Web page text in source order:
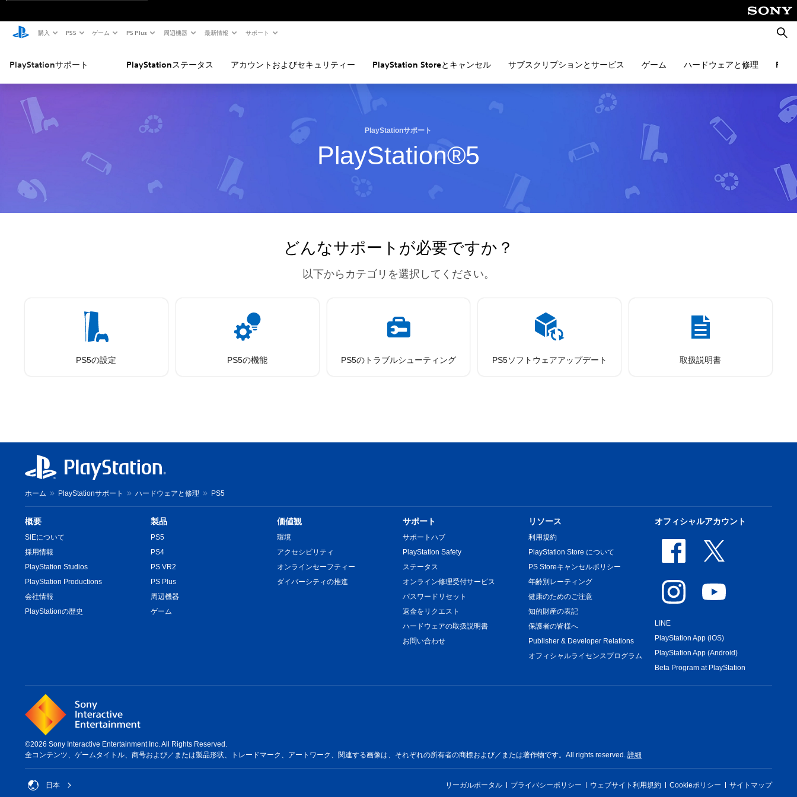
購入 PS5 ゲーム PS Plus 周辺機器 最新情報 サポート
検
索
PlayStationサポート PlayStationステータス アカウントおよびセキュリティー PlayStation Storeとキャンセル サブスクリプションとサービス ゲーム ハードウェアと修理
PlayStationサポート
PlayStation®5
どんなサポートが必要ですか？
以下からカテゴリを選択してください。
PS5の設定 PS5の機能 PS5のトラブルシューティング PS5ソフトウェアアップデート 取扱説明書
ホーム PlayStationサポート ハードウェアと修理 PS5
概要
SIEについて
採用情報
PlayStation Studios
PlayStation Productions
会社情報
PlayStationの歴史
製品
PS5
PS4
PS VR2
PS Plus
周辺機器
ゲーム
価値観
環境
アクセシビリティ
オンラインセーフティー
ダイバーシティの推進
サポート
サポートハブ
PlayStation Safety
ステータス
オンライン修理受付サービス
パスワードリセット
返金をリクエスト
ハードウェアの取扱説明書
お問い合わせ
リソース
利用規約
PlayStation Store について
PS Storeキャンセルポリシー
年齢別レーティング
健康のためのご注意
知的財産の表記
保護者の皆様へ
Publisher & Developer Relations
オフィシャルライセンスプログラム
オフィシャルアカウント
LINE
PlayStation App (iOS)
PlayStation App (Android)
Beta Program at PlayStation
©2026 Sony Interactive Entertainment Inc. All Rights Reserved.
全コンテンツ、ゲームタイトル、商号および／または製品形状、トレードマーク、アートワーク、関連する画像は、それぞれの所有者の商標および／または著作物です。All rights reserved. 詳細
日本 リーガルポータル プライバシーポリシー ウェブサイト利用規約 Cookieポリシー サイトマップ